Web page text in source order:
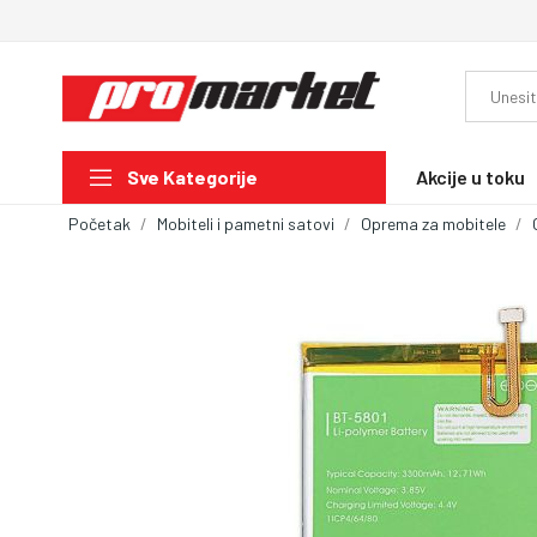
Sve Kategorije Akcije u toku
Početak Mobiteli i pametni satovi Oprema za mobitele